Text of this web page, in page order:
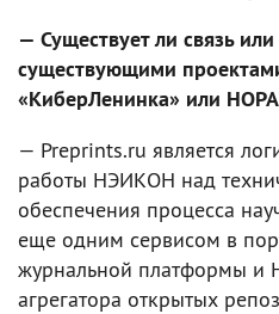
— Существует ли связь
существующими
«КиберЛенинка» или
— Preprints.ru является
работы НЭИКОН над
обеспечения процесса
еще одним сервисом в
журнальной платформы и
агрегатора открытых